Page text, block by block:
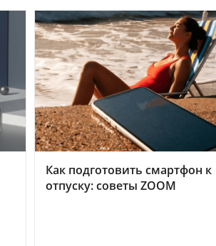
Как подготовить смартфон к
отпуску: советы ZOOM